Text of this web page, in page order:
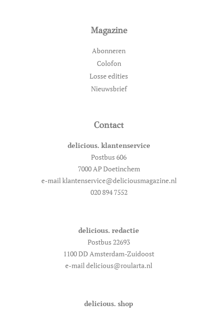
Magazine
Abonneren
Colofon
Losse edities
Nieuwsbrief
Contact
delicious. klantenservice
Postbus 606
7000 AP Doetinchem
e-mail klantenservice@deliciousmagazine.nl
020 894 7552
delicious. redactie
Postbus 22693
1100 DD Amsterdam-Zuidoost
e-mail delicious@roularta.nl
delicious. shop